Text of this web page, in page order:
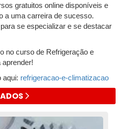
gratuitos online disponíveis e
a uma carreira de sucesso.
se especializar e se destacar
no curso de Refrigeração e
aqui: refrigeracao-e-climatizacao